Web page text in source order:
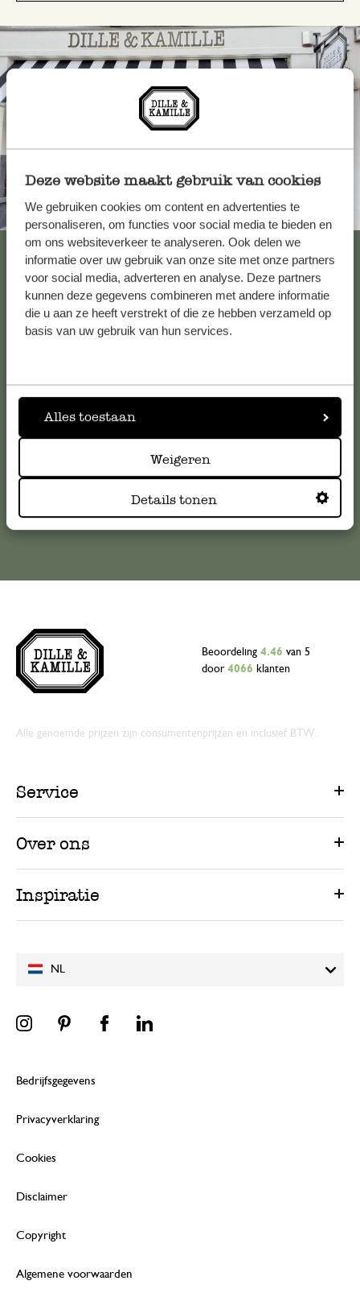
Deze website maakt gebruik van cookies
We gebruiken cookies om content en advertenties te
personaliseren, om functies voor social media te bieden en
om ons websiteverkeer te analyseren. Ook delen we
informatie over uw gebruik van onze site met onze partners
voor social media, adverteren en analyse. Deze partners
kunnen deze gegevens combineren met andere informatie
die u aan ze heeft verstrekt of die ze hebben verzameld op
basis van uw gebruik van hun services.
Alles toestaan
Weigeren
Details tonen
Altijd in de buurt
Bekijk alle 62 winkels
Klantenservice
meestgestelde vragen.
Online Klantenservice
NL
Beoordeling 4.46 van 5
door 4066 klanten
Alle genoemde prijzen zijn consumentenprijzen en inclusief BTW.
Service
Over ons
Inspiratie
Bedrijfsgegevens
Privacyverklaring
Cookies
Disclaimer
Copyright
Algemene voorwaarden